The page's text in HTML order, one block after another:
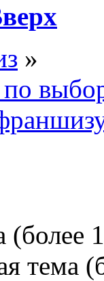
»
тема